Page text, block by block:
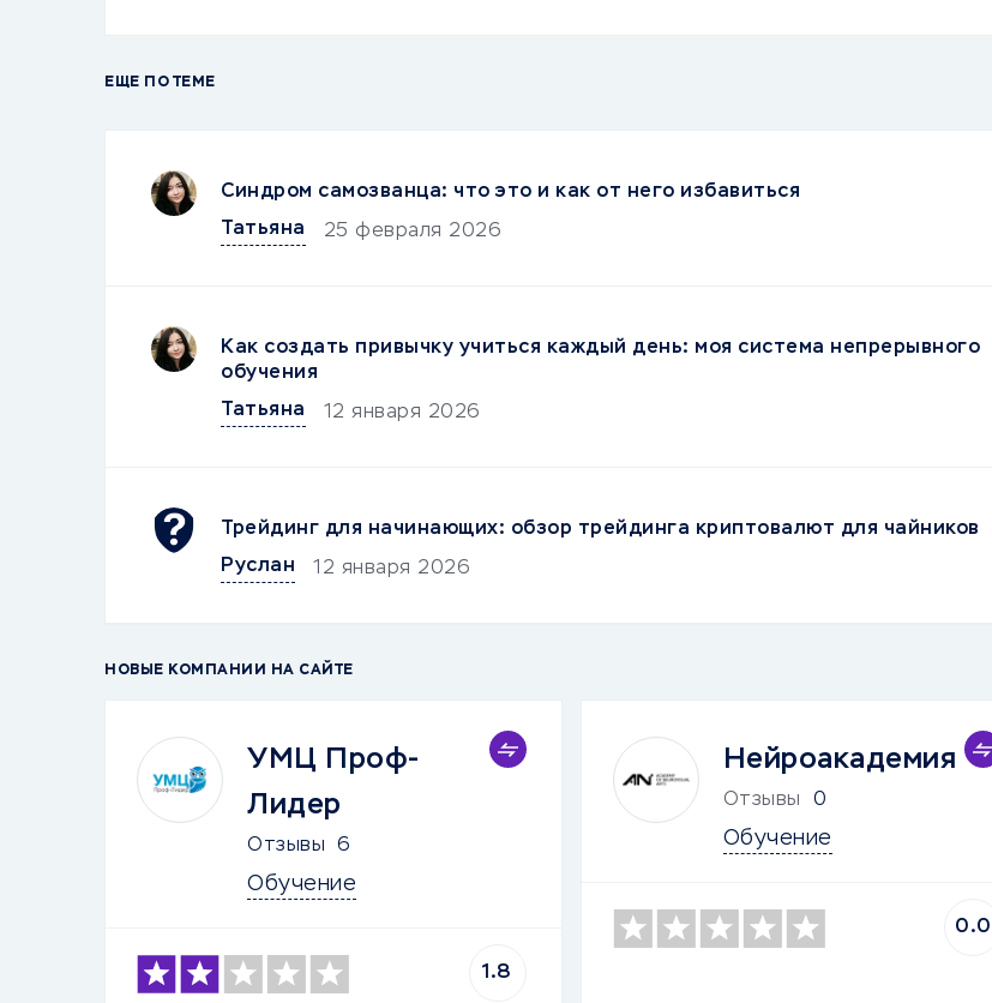
ЕЩЕ ПО ТЕМЕ
Синдром самозванца: что это и как от него избавиться
Татьяна
25 февраля 2026
Как создать привычку учиться каждый день: моя система непрерывного
обучения
Татьяна
12 января 2026
Трейдинг для начинающих: обзор трейдинга криптовалют для чайников
Руслан
12 января 2026
НОВЫЕ КОМПАНИИ НА САЙТЕ
УМЦ Проф-
Лидер
Отзывы 6
Обучение
1.8
Нейроакадемия
Отзывы 0
Обучение
0.0